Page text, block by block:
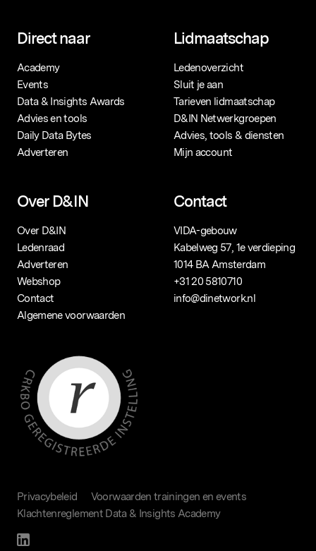
Direct naar
Academy
Events
Data & Insights Awards
Advies en tools
Daily Data Bytes
Adverteren
Lidmaatschap
Ledenoverzicht
Sluit je aan
Tarieven lidmaatschap
D&IN Netwerkgroepen
Advies, tools & diensten
Mijn account
Over D&IN
Over D&IN
Ledenraad
Adverteren
Webshop
Contact
Algemene voorwaarden
Contact
VIDA-gebouw
Kabelweg 57, 1e verdieping
1014 BA Amsterdam
+31 20 5810710
info@dinetwork.nl
Privacybeleid
Voorwaarden trainingen en events
Klachtenreglement Data & Insights Academy